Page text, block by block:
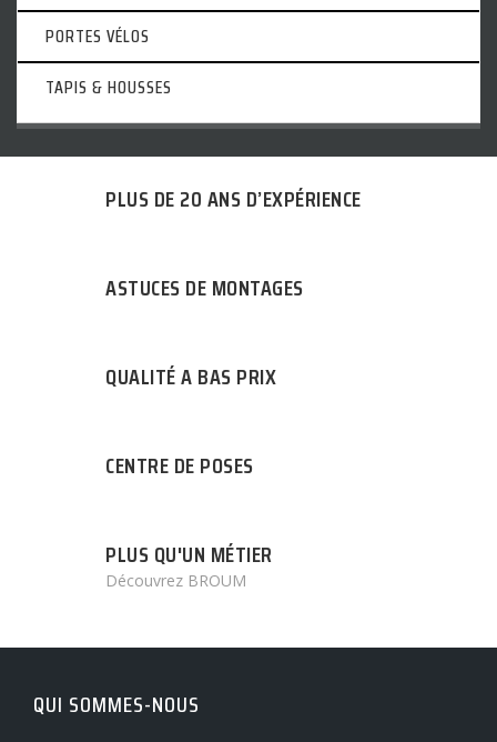
PORTES VÉLOS
TAPIS & HOUSSES
PLUS DE 20 ANS D’EXPÉRIENCE
ASTUCES DE MONTAGES
QUALITÉ A BAS PRIX
CENTRE DE POSES
PLUS QU'UN MÉTIER
Découvrez BROUM
QUI SOMMES-NOUS